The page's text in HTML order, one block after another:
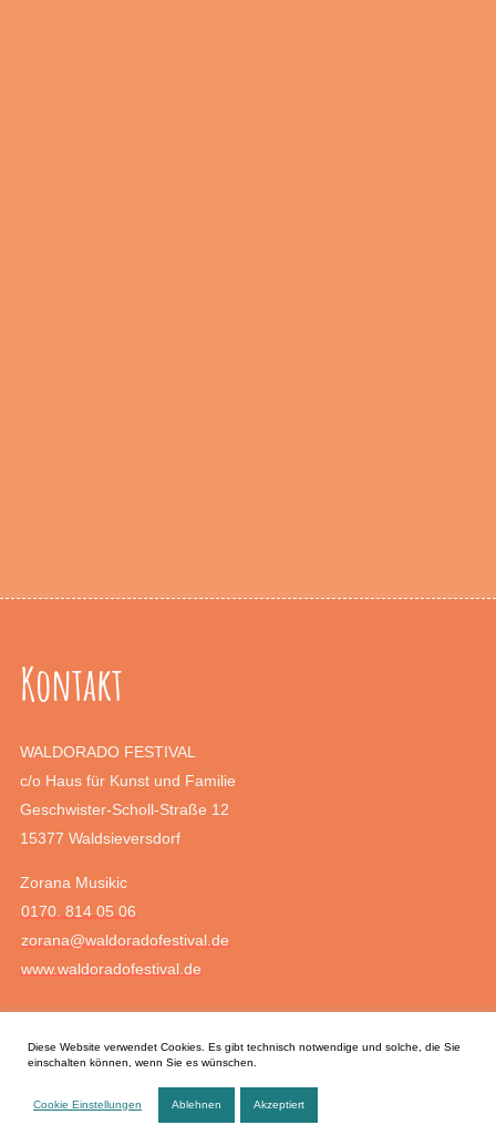
Kontakt
WALDORADO FESTIVAL
c/o Haus für Kunst und Familie
Geschwister-Scholl-Straße 12
15377 Waldsieversdorf
Zorana Musikic
0170. 814 05 06
zorana@waldoradofestival.de
www.waldoradofestival.de
Rechtliches
Impressum
Diese Website verwendet Cookies. Es gibt technisch notwendige und solche, die Sie
einschalten können, wenn Sie es wünschen.
Cookie Einstellungen Ablehnen Akzeptiert